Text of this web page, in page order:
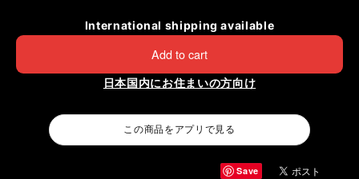
International shipping available
Add to cart
日本国内にお住まいの方向け
この商品をアプリで見る
Save